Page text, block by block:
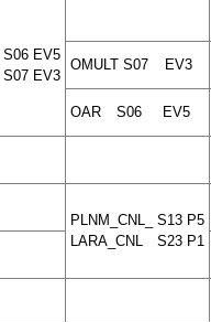
S06 EV5
S07 EV3
OMULT S07 EV3
OAR S06 EV5
PLNM_CNL_ S13 P5
LARA_CNL
S23 P1